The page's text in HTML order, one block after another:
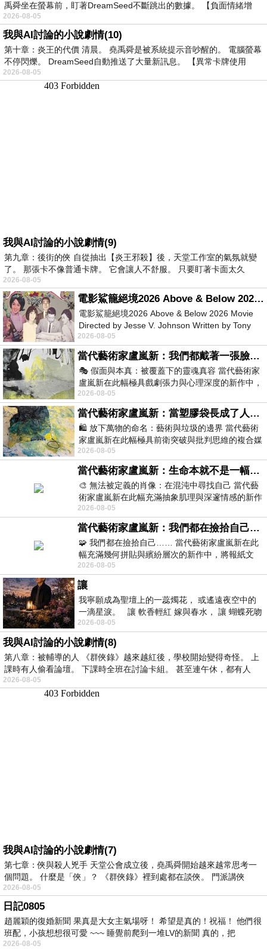
禹舜坐在螢幕前，盯著DreamSeed不斷跳出的數據。 【負面情緒增
2026-08-05
我與AI討論的小說劇情(10)
第十章：炎王的代價 清晨。 堯禹舜是被系統提示音吵醒的。 電腦螢幕
不停閃爍。 DreamSeed自動推送了大量新訊息。 【異常卡牌使用
2026-08-05
我與AI討論的小說劇情(9)
第九章：後街的俠 自從抽出【炎王邪殺】後，天堂工作室的氣氛就變
了。 那張卡不像普通卡牌。 它會讓人不舒服。 只要盯著卡面太久
2026-08-05
電影鯊籠絕境2026 Above & Below 2026 Movie
電影鯊籠絕境2026 Above & Below 2026 Movie
Directed by Jesse V. Johnson Written by Tony
Giordano Starring Laura Maran
2026-08-05
當代藝術家盧嵐新：我們都戴著一張臉，可真正的自己，總藏在那些被塗抹、被覆蓋的痕跡裡
🎭 假面與本真：被覆蓋下的靈魂真容 當代藝術家
盧嵐新在此幅極具戲劇張力與心理深度的新作中，
運用質感豐富的紙材肌理、墨痕與大膽的
2026-08-05
當代藝術家盧嵐新：當塑膠袋長成了人的模樣，我們的目光是否學會了放下偏見？
🛍️ 放下萬物的命名：藝術與垃圾的邊界 當代藝術
家盧嵐新在此幅極具前衛突破與批判思維的複合媒
材新作中，直接將被大眾定義為廢棄物
2026-08-05
當代藝術家盧嵐新：生命本就不是一幅能被定義的肖像，在混亂與交疊中拼湊完整的靈魂
🎨 無法被定義的肖像：在混沌中尋找自己 當代藝
術家盧嵐新在此幅充滿抽象肌理與深邃情感的新作
中，以灰白為基底，交織著塗抹、刮擦與
2026-08-05
當代藝術家盧嵐新：我們都在撿拾自己，將散落的情緒與碎片，拼回生命完整的輪廓
🧩 我們都在撿拾自己…… 當代藝術家盧嵐新在此
幅充滿幾何拼貼與繽紛層次的新作中，將報紙文
字、彩色剪紙與明亮顏料層層
2026-08-05
讓
我寧願成為聖壇上的一蕊燭花， 或遙遠夜空中的
一滴星淚。 讓 軟香輕紅 嫁與春水， 讓 蝴蝶死吻
夏日最後一瓣玫瑰， 讓
2026-08-05
我與AI討論的小說劇情(8)
第八章：被輔導的人 《群俠錄》越來越紅後，學校開始變得奇怪。 上
課時有人偷看論壇。 下課時全班在討論卡組。 甚至連午休，都有人
2026-08-05
我與AI討論的小說劇情(7)
第七章：俠與殺人兇手 天堂公會成立後，堯禹舜開始越來越常思考一
個問題。 什麼是「俠」？ 《群俠錄》裡到處都在談俠。 門派講俠
2026-08-05
日記0805
趙麗穎的復婚新聞 果真是大女主氣場呀！ 希望是真的！祝福！ 他們很
班配，小孩想想很可愛 ~~~ 睡覺前爬到一堆LV的新聞 真的，把
2026-08-05